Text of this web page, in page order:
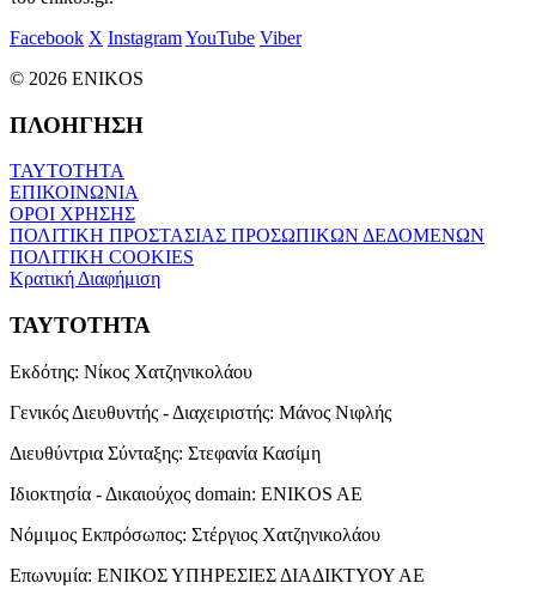
Facebook X InstagramYouTube Viber
© 2026 ENIKOS
ΠΛΟΗΓΗΣΗ
ΤΑΥΤΟΤΗΤΑ
ΕΠΙΚΟΙΝΩΝΙΑ
ΟΡΟΙ ΧΡΗΣΗΣ
ΠΟΛΙΤΙΚΗ ΠΡΟΣΤΑΣΙΑΣ ΠΡΟΣΩΠΙΚΩΝ ΔΕΔΟΜΕΝΩΝ
ΠΟΛΙΤΙΚΗ COOKIES
Κρατική Διαφήμιση
ΤΑΥΤΟΤΗΤΑ
Εκδότης: Νίκος Χατζηνικολάου
Γενικός Διευθυντής - Διαχειριστής: Μάνος Νιφλής
Διευθύντρια Σύνταξης: Στεφανία Κασίμη
Ιδιοκτησία - Δικαιούχος domain: ENIKOS AE
Νόμιμος Εκπρόσωπος: Στέργιος Χατζηνικολάου
Επωνυμία: ΕΝΙΚΟΣ ΥΠΗΡΕΣΙΕΣ ΔΙΑΔΙΚΤΥΟΥ ΑΕ